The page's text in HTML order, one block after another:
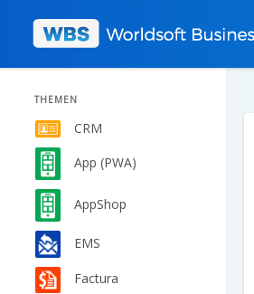
THEMEN
CRM
App (PWA)
AppShop
EMS
Factura